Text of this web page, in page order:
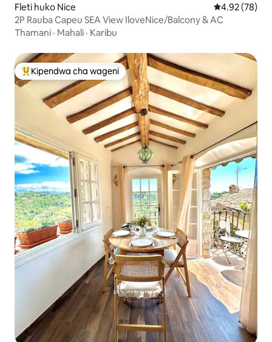
Fleti huko Nice Ukadiriaji wa
4.92 (78)
2P Rauba Capeu SEA View IloveNice/Balcony & AC
Thamani · Mahali · Karibu
Kipendwa maarufu cha wageni
Kipendwa cha wageni